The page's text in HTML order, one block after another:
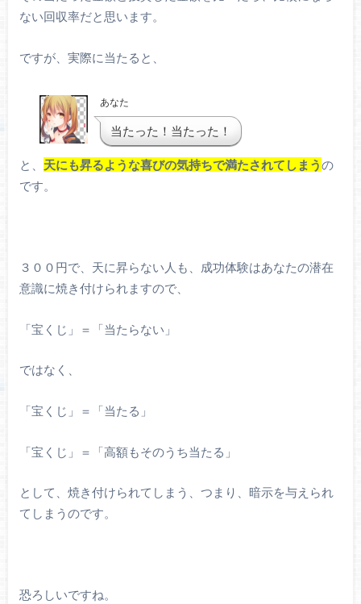
ない回収率だと思います。
ですが、実際に当たると、
あなた
当たった！当たった！
と、 天にも昇るような喜びの気持ちで満たされてしまうの
です。
３００円で、天に昇らない人も、成功体験はあなたの潜在
意識に焼き付けられますので、
「宝くじ」＝「当たらない」
ではなく、
「宝くじ」＝「当たる」
「宝くじ」＝「高額もそのうち当たる」
として、焼き付けられてしまう、つまり、暗示を与えられ
てしまうのです。
恐ろしいですね。